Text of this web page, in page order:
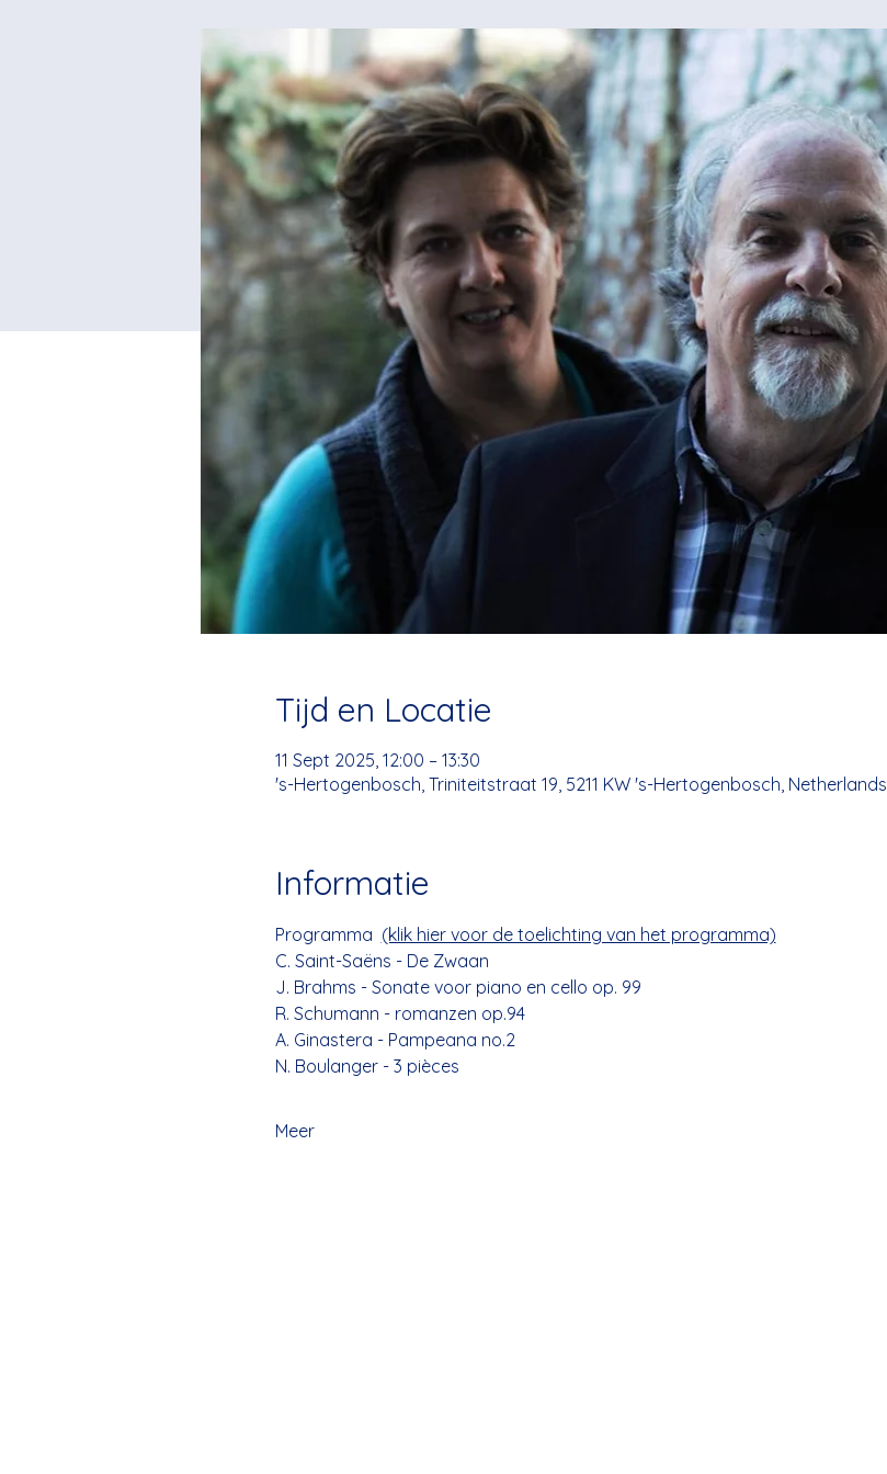
Tijd en Locatie
11 Sept 2025, 12:00 – 13:30
's-Hertogenbosch, Triniteitstraat 19, 5211 KW 's-Hertogenbosch, Netherlands
Informatie
Programma (klik hier voor de toelichting van het programma)
C. Saint-Saëns - De Zwaan
J. Brahms - Sonate voor piano en cello op. 99
R. Schumann - romanzen op.94
A. Ginastera - Pampeana no.2
N. Boulanger - 3 pièces
Meer